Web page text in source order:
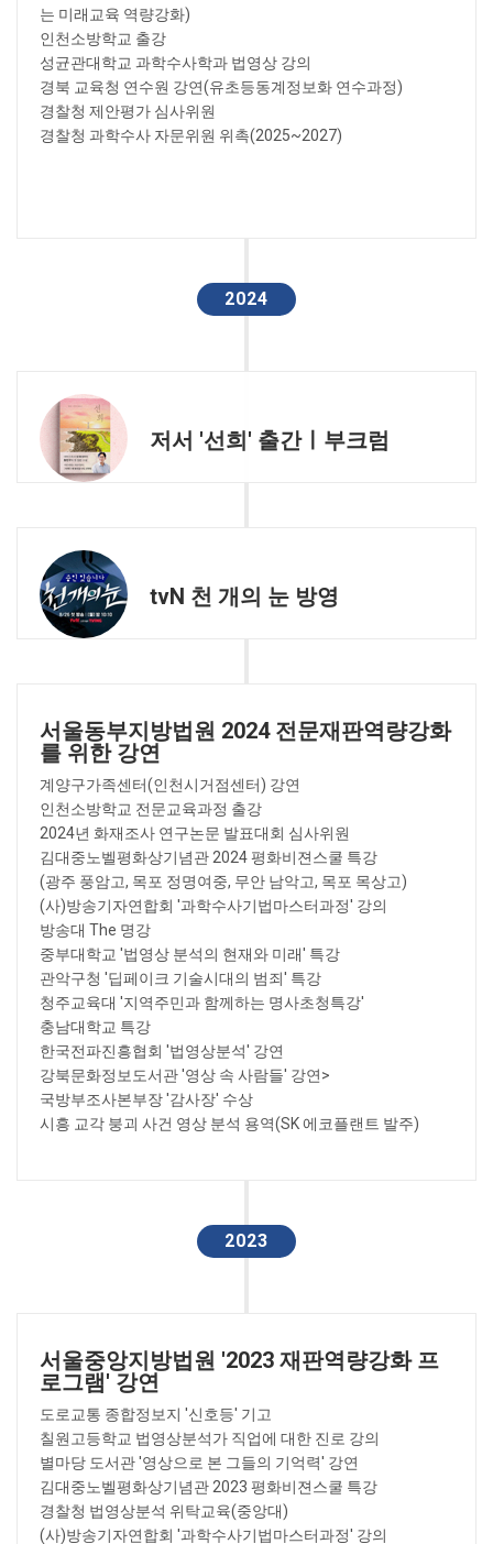
는 미래교육 역량강화)
인천소방학교 출강
성균관대학교 과학수사학과 법영상 강의
경북 교육청 연수원 강연(유초등동계정보화 연수과정)
경찰청 제안평가 심사위원
경찰청 과학수사 자문위원 위촉(2025~2027)
2024
저서 '선희' 출간ㅣ부크럼
tvN 천 개의 눈 방영
서울동부지방법원 2024 전문재판역량강화
를 위한 강연
계양구가족센터(인천시거점센터) 강연
인천소방학교 전문교육과정 출강
2024년 화재조사 연구논문 발표대회 심사위원
김대중노벨평화상기념관 2024 평화비젼스쿨 특강
(광주 풍암고, 목포 정명여중, 무안 남악고, 목포 목상고)
(사)방송기자연합회 '과학수사기법마스터과정' 강의
방송대 The 명강
중부대학교 '법영상 분석의 현재와 미래' 특강
관악구청 '딥페이크 기술시대의 범죄' 특강
청주교육대 '지역주민과 함께하는 명사초청특강'
충남대학교 특강
한국전파진흥협회 '법영상분석' 강연
강북문화정보도서관 '영상 속 사람들' 강연>
국방부조사본부장 '감사장' 수상
시흥 교각 붕괴 사건 영상 분석 용역(SK 에코플랜트 발주)
2023
서울중앙지방법원 '2023 재판역량강화 프
로그램' 강연
도로교통 종합정보지 '신호등' 기고
칠원고등학교 법영상분석가 직업에 대한 진로 강의
별마당 도서관 '영상으로 본 그들의 기억력' 강연
김대중노벨평화상기념관 2023 평화비젼스쿨 특강
경찰청 법영상분석 위탁교육(중앙대)
(사)방송기자연합회 '과학수사기법마스터과정' 강의